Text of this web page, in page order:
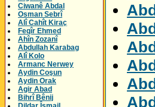
Ciwanê Abdal
Osman Sebrî
Alî Cahît Kiraç
Feqîr Ehmed
Ahîn Zozanî
Abdullah Karabag
Alî Kolo
Armanc Nerwey
Aydin Coşun
Aydin Orak
Agir Abad
Bihrî Bênij